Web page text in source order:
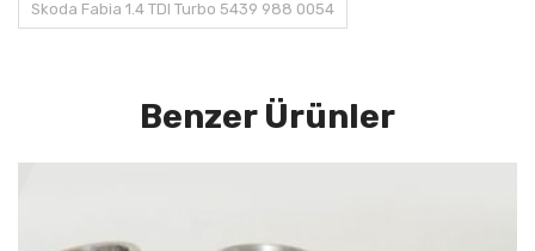
Skoda Fabia 1.4 TDI Turbo 5439 988 0054
Benzer Ürünler